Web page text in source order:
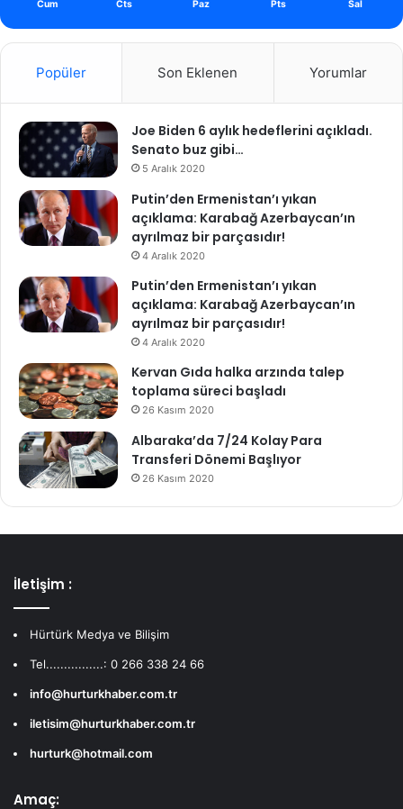
Cum Cts Paz Pts Sal
Popüler Son Eklenen Yorumlar
Joe Biden 6 aylık hedeflerini açıkladı.
Senato buz gibi…
5 Aralık 2020
Putin’den Ermenistan’ı yıkan
açıklama: Karabağ Azerbaycan’ın
ayrılmaz bir parçasıdır!
4 Aralık 2020
Putin’den Ermenistan’ı yıkan
açıklama: Karabağ Azerbaycan’ın
ayrılmaz bir parçasıdır!
4 Aralık 2020
Kervan Gıda halka arzında talep
toplama süreci başladı
26 Kasım 2020
Albaraka’da 7/24 Kolay Para
Transferi Dönemi Başlıyor
26 Kasım 2020
İletişim :
Hürtürk Medya ve Bilişim
Tel................: 0 266 338 24 66
info@hurturkhaber.com.tr
iletisim@hurturkhaber.com.tr
hurturk@hotmail.com
Amaç: